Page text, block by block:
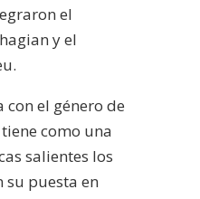
el
y el
el género de
como una
salientes los
su puesta en